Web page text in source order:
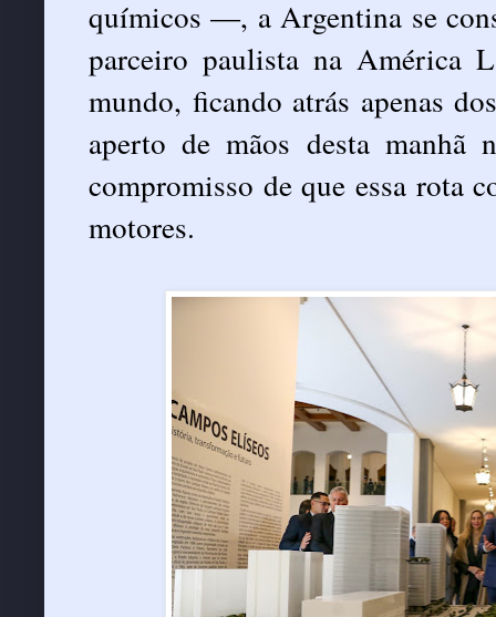
químicos —, a Argentina se
parceiro paulista na América
mundo, ficando atrás apenas
aperto de mãos desta manhã
compromisso de que essa rota
motores.